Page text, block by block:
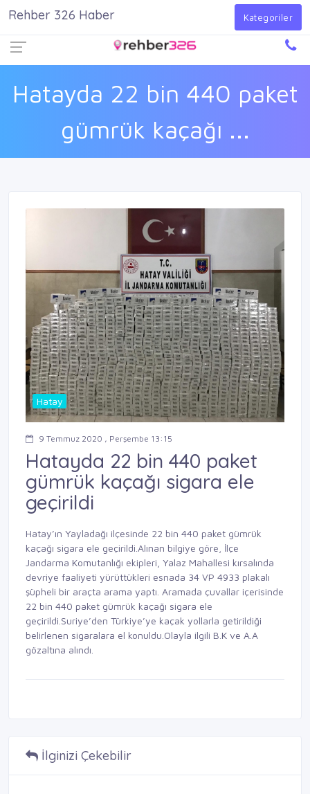
Giriş Yap
Hatayda 22 bin 440 paket
gümrük kaçağı ...
Rehber 326 Haber Kategoriler
Hatay
9 Temmuz 2020 , Perşembe 13:15
Hatayda 22 bin 440 paket
gümrük kaçağı sigara ele
geçirildi
Hatay’ın Yayladağı ilçesinde 22 bin 440 paket gümrük
kaçağı sigara ele geçirildi.Alınan bilgiye göre, İlçe
Jandarma Komutanlığı ekipleri, Yalaz Mahallesi kırsalında
devriye faaliyeti yürüttükleri esnada 34 VP 4933 plakalı
şüpheli bir araçta arama yaptı. Aramada çuvallar içerisinde
22 bin 440 paket gümrük kaçağı sigara ele
geçirildi.Suriye’den Türkiye’ye kaçak yollarla getirildiği
belirlenen sigaralara el konuldu.Olayla ilgili B.K ve A.A
gözaltına alındı.
İlginizi Çekebilir